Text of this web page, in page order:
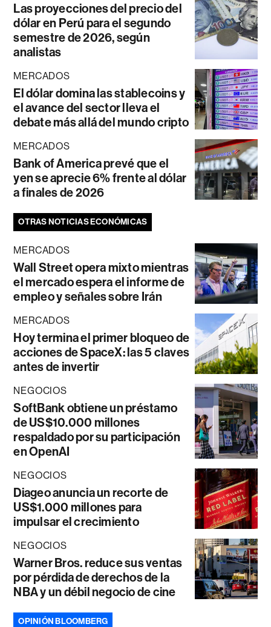
Las proyecciones del precio del
dólar en Perú para el segundo
semestre de 2026, según
analistas
MERCADOS
El dólar domina las stablecoins y
el avance del sector lleva el
debate más allá del mundo cripto
MERCADOS
Bank of America prevé que el
yen se aprecie 6% frente al dólar
a finales de 2026
OTRAS NOTICIAS ECONÓMICAS
MERCADOS
Wall Street opera mixto mientras
el mercado espera el informe de
empleo y señales sobre Irán
MERCADOS
Hoy termina el primer bloqueo de
acciones de SpaceX: las 5 claves
antes de invertir
NEGOCIOS
SoftBank obtiene un préstamo
de US$10.000 millones
respaldado por su participación
en OpenAI
NEGOCIOS
Diageo anuncia un recorte de
US$1.000 millones para
impulsar el crecimiento
NEGOCIOS
Warner Bros. reduce sus ventas
por pérdida de derechos de la
NBA y un débil negocio de cine
OPINIÓN BLOOMBERG